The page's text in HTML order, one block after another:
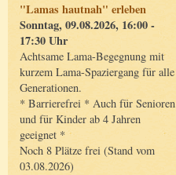
"Lamas hautnah" erleben
Sonntag, 09.08.2026, 16:00 -
17:30 Uhr
Achtsame Lama-Begegnung mit
kurzem Lama-Spaziergang für alle
Generationen.
* Barrierefrei * Auch für Senioren
und für Kinder ab 4 Jahren
geeignet *
Noch 8 Plätze frei (Stand vom
03.08.2026)